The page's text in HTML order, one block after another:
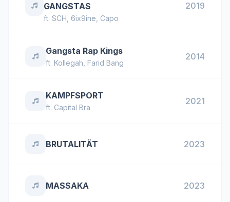
GANGSTAS
ft.SCH 6ix9ine Capo
2019
Gangsta Rap Kings
ft. Kollegah Farid Bang
2014
KAMPFSPORT
ft. Capital Bra
2021
BRUTALITÄT 2023
MASSAKA 2023